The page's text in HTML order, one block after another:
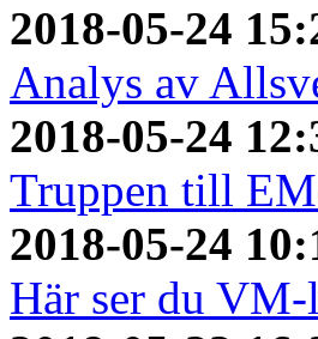
2018-05-24
Analys av
2018-05-24
Truppen till
2018-05-24
Här ser du VM-